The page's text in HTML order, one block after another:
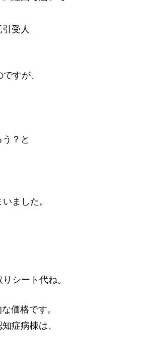
受人
すが、
？と
ました。
シート代ね。
価格です。
症病棟は、